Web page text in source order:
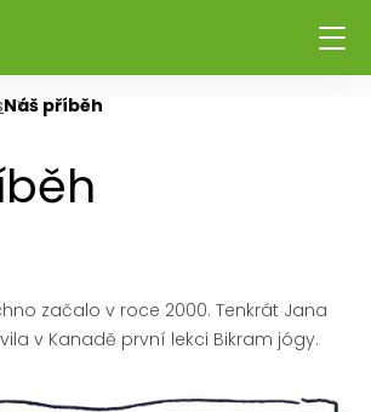
Náš příběh
začalo v roce 2000. Tenkrát Jana
v Kanadě první lekci Bikram jógy.